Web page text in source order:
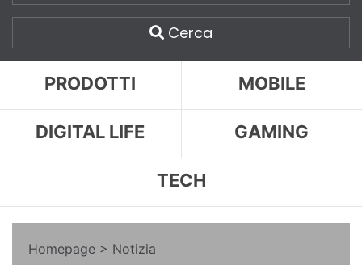
Cerca
PRODOTTI MOBILE
DIGITAL LIFE GAMING
TECH
Homepage > Notizia